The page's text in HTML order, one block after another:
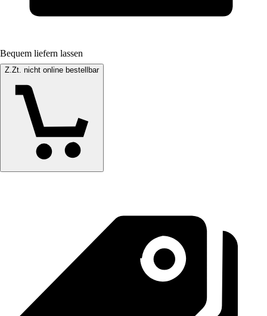
Bequem liefern lassen
Z.Zt. nicht online bestellbar